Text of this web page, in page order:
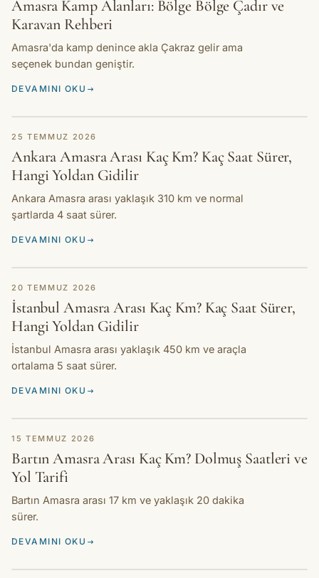
Amasra Kamp Alanları: Bölge Bölge Çadır ve
Karavan Rehberi
Amasra'da kamp denince akla Çakraz gelir ama
seçenek bundan geniştir.
DEVAMINI OKU
REHBER
25 TEMMUZ 2026
Ankara Amasra Arası Kaç Km? Kaç Saat Sürer,
Hangi Yoldan Gidilir
Ankara Amasra arası yaklaşık 310 km ve normal
şartlarda 4 saat sürer.
DEVAMINI OKU
REHBER
20 TEMMUZ 2026
İstanbul Amasra Arası Kaç Km? Kaç Saat Sürer,
Hangi Yoldan Gidilir
İstanbul Amasra arası yaklaşık 450 km ve araçla
ortalama 5 saat sürer.
DEVAMINI OKU
REHBER
15 TEMMUZ 2026
Bartın Amasra Arası Kaç Km? Dolmuş Saatleri ve
Yol Tarifi
Bartın Amasra arası 17 km ve yaklaşık 20 dakika
sürer.
DEVAMINI OKU